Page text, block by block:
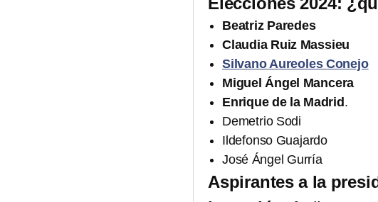
Beatriz Paredes
Claudia Ruiz Massieu
Silvano Aureoles Conejo
Miguel Ángel Mancera
Enrique de la Madrid .
Demetrio Sodi
Ildefonso Guajardo
José Ángel Gurría
Aspirantes a la